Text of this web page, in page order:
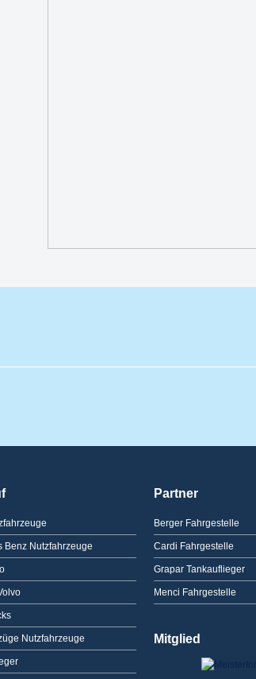
Benz Nutzfahrzeuge
Nutzfahrzeuge
Partner
Berger Fahrgestelle
Cardi Fahrgestelle
Grapar Tankauflieger
Menci Fahrgestelle
Mitglied